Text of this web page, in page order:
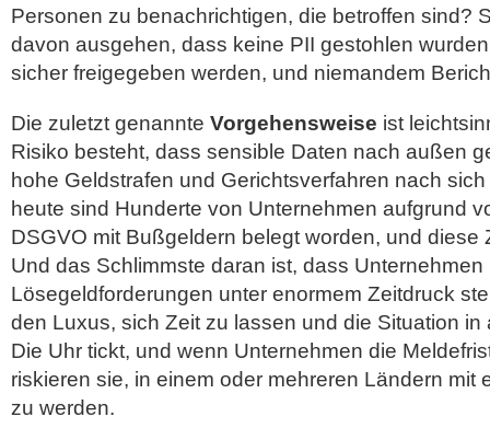
Personen zu benachrichtigen, die betroffen sind?
davon ausgehen, dass keine PII gestohlen
sicher freigegeben werden, und niemandem
Die zuletzt genannte Vorgehensweise ist
Risiko besteht, dass sensible Daten nach außen
hohe Geldstrafen und Gerichtsverfahren nach
heute sind Hunderte von Unternehmen aufgrund
DSGVO mit Bußgeldern belegt worden, und diese
Und das Schlimmste daran ist, dass Unternehmen
Lösegeldforderungen unter enormem Zeitdruck
den Luxus, sich Zeit zu lassen und die Situation in
Die Uhr tickt, und wenn Unternehmen die
riskieren sie, in einem oder mehreren Ländern mit
zu werden.